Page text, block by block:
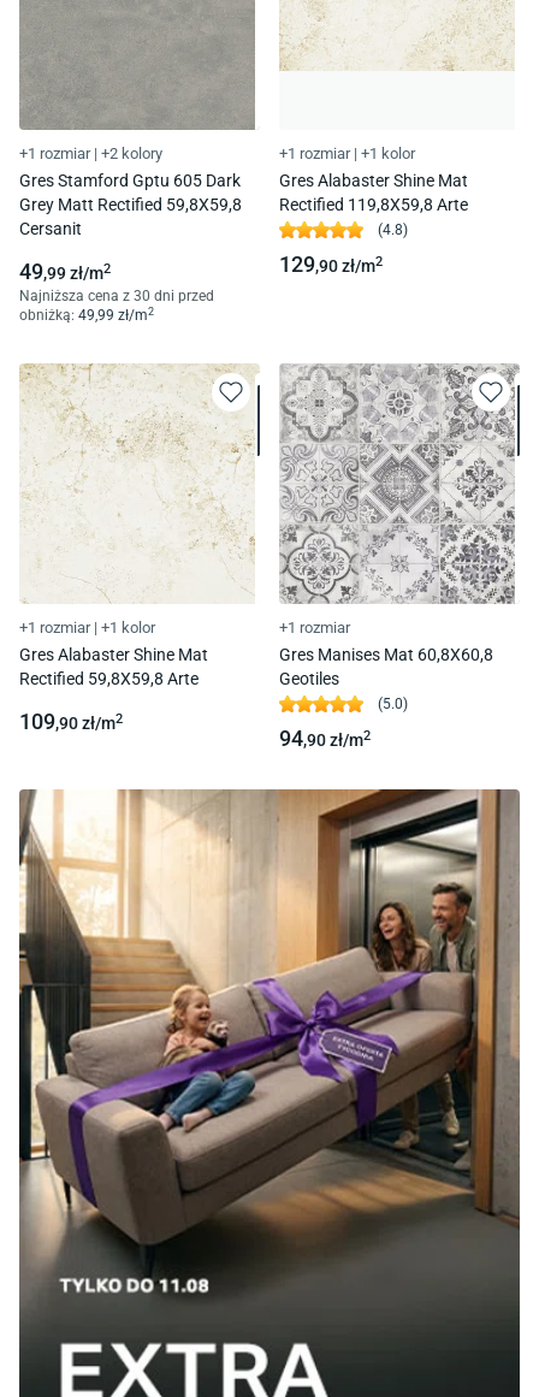
+1 rozmiar | +2 kolory
Gres Stamford Gptu 605 Dark
Grey Matt Rectified 59,8X59,8
Cersanit
49,99zł/m2
Najniższa cena z 30 dni przed
obniżką: 49,99 zł/m2
+1 rozmiar | +1 kolor
Gres Alabaster Shine Mat
Rectified 119,8X59,8 Arte
(4.8)
129,90zł/m2
+1 rozmiar | +1 kolor
Gres Alabaster Shine Mat
Rectified 59,8X59,8 Arte
109,90zł/m2
+1 rozmiar
Gres Manises Mat 60,8X60,8
Geotiles
(5.0)
94,90zł/m2